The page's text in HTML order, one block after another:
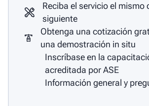
Reciba el servicio el mismo
siguiente
Obtenga una cotización
una demostración in situ
Inscríbase en la
acreditada por ASE
Información general y